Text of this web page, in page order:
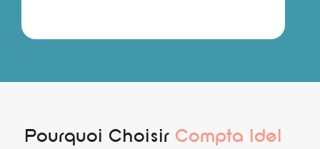
Pourquoi Choisir Compta Idel